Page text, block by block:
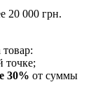
20 000 грн.
товар:
точке;
30% от суммы